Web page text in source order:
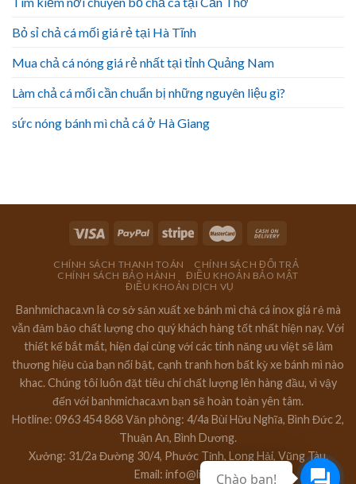
Bỏ sỉ chả cá mối giá rẻ tại Hà Tĩnh
Mua chả cá nóng giá rẻ nhất tại tỉnh Quảng Nam
Làm chả cá mối cần chuẩn bị những nguyên liệu gì?
sức nóng bánh mì chả cá ở Hà Giang
CHÍNH SÁCH THANH TOÁN
CHÍNH SÁCH ĐỔI TRẢ
CHÍNH SÁCH BẢO HÀNH
ĐIỀU KHOẢN BẢO MẬT
ĐIỀU KHOẢN DỊCH VỤ
Banhmichaca.vn là cơ sở sản xuất xe bánh mì chả cá inox giá rẻ mà
vẫn đảm bảo chất lượng cho quý khách hàng tốt nhất hiện nay. Với
thiết kế bắt mắt, hiện đại cùng với các tính năng ưu việt sẽ làm
thương hiệu của bạn nổi bật, cạnh tranh hơn bất kỳ xe bánh mì nào
khac. Chúng tôi luôn đặt tiêu chí chất lượng lên hàng đầu, vì vậy
đến với banhmichaca.vn bạn sẽ hoàn toàn yên tâm.
Hotline: 0963 454 868 Văn phòng: 4/4a Bùi Hữu Nghĩa, Bình Đức 2,
Thuận An, Bình Dương.
Xưởng: 31/2a Đường 30/4, Phước Tỉnh, Long Hải, Vũng Tàu.
Email: info@lily.vnChào bạn!